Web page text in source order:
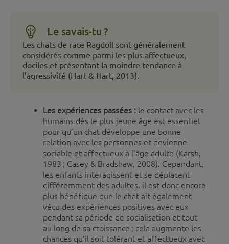
Le savais-tu ?
Les chats de race Ragdoll sont généralement
considérés comme parmi les plus affectueux,
dociles et présentant la moindre tendance à
l’agressivité (Hart & Hart, 2013).
Les expériences passées : le contact avec les
humains dès le plus jeune âge est essentiel
pour qu’un chat développe une bonne
relation avec les personnes et devienne
sociable et affectueux à l’âge adulte (Karsh,
1983 ; Casey & Bradshaw, 2008). Cependant,
les enfants interagissent et se déplacent
différemment des adultes, il est donc encore
plus bénéfique que le chat ait également
vécu des expériences positives avec eux
pendant sa période de socialisation et tout
au long de sa croissance ; cela augmente les
chances qu’il soit tolérant et affectueux avec